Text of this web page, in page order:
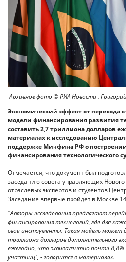
Архивное фото © РИА Новости .
Экономический эффект от перехода
модели финансирования развития
составить 2,7 триллиона долларов
материалах к исследованию
поддержке Минфина РФ о
финансирования технологического
Отмечается, что документ был
заседанию совета управляющих Нового
отраслевых экспертов и студентов
Заседание впервые пройдет в Москве
"Авторы исследования предлагают
финансирования технологий, где для
свои инструменты. Такая модель может
триллиона долларов дополнительного
ежегодно, что эквивалентно почти 8,8%
участниц", - говорится в материалах.